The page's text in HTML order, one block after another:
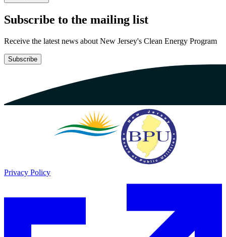
Subscribe to the mailing list​​​​‌ ‍ ​‍​‍‌‍ ‌ ​‍‌‍‍‌‌‍‌ ‌‍‍‌‌‍ ‍​‍​‍​ ‍‍​‍​‍‌ ​ ‌‍​‌‌‍ ‍‌‍‍‌‌ ‌​‌ ‍‌​‍ ‍‌‍‍‌‌‍ ​‍​‍​‍ ​​‍​‍‌‍‍​‌ ​‍‌‍‌‌‌‍‌‍​‍​‍​ ‍‍​‍​‍‌‍‍​‌ ‌​‌ ‌​‌ ​​​ ‍‍​‍ ​‍ ‌‍ ​‌‍ ‌‍​ ‌‍​‌‌‍ ​‌‍‍​‌‍ ‌ ​ ‌ ‌​​ ‍‍​ ​ ​ ​ ​ ​ ​ ​ ​‍ ‌‍‍‌‌‍ ‍‌ ‌​‌‍‌‌‌‍ ‍‌ ‌​​‍ ‌‍‌‌‌‍‌​‌‍‍‌‌ ‌​​‍ ‌‍ ‌‌‍ ‌‍‌​‌‍‌‌​ ‌‌ ​​‌ ​‍‌‍‌‌‌ ​ ‌‍‌‌‌‍ ‍‌ ‌​‌‍​‌‌ ‌​‌‍‍‌‌‍ ‌‍ ‍​ ‍ ‌‍‍‌‌‍‌​​ ‌‌ ​ ‌‍‍‌‌ ‌​‌‍‌‌‌​‌‍‌‍ ‌‍ ‌ ‌​‌‍‌‌‌ ​‍​ ‍ ‌ ‌​‌ ‍‌‌ ​​‌‍‌‌​ ‌‌‍‌‍‌‍ ‌‍ ‌ ‌​‌‍‌‌‌ ​‍​ ‍ ‌ ​​‌‍​‌‌ ‌​‌‍‍​​ ‌‌‍ ‍‌‍‌‌‌ ‌ ‌ ​ ‌‍ ​‌‍‌‌‌ ‌​‌ ‌​‌‍‌‌‌ ​‍​‍ ‍‌‍‍​‌‍‌‌‌‍​‌‌‍‌​‌‍‍‌‌‍ ‍‌‍‌ ​ ‌‍​‍‌‍​‌‌ ​ ‌‍‌‌‌‌‌‌‌ ​‍‌‍ ​​ ‌‌‍‍​‌ ‌​‌ ‌​‌ ​​​‍‌‌​ ​ ‌​​‌​‍‌‌​ ​‍‌​‌‍​‍‌‌​ ​‍‌​‌‍‌‍ ​‌‍ ‌‍​ ‌‍​‌‌‍ ​‌‍‍​‌‍ ‌ ​ ‌ ‌​​‍‌‌​ ​ ‌​​‌​ ​ ​ ​ ​ ​ ​ ​ ​‍‌‍‌‍‍‌‌‍‌​​ ‌‌ ​ ‌‍‍‌‌ ‌​‌‍‌‌‌​‌‍‌‍ ‌‍ ‌ ‌​‌‍‌‌‌ ​‍​‍‌‍‌ ‌​‌ ‍‌‌ ​​‌‍‌‌​ ‌‌‍‌‍‌‍ ‌‍ ‌ ‌​‌‍‌‌‌ ​‍​‍‌‍‌ ​​‌‍​‌‌ ‌​‌‍‍​​ ‌‌‍ ‍‌‍‌‌‌ ‌ ‌ ​ ‌‍ ​‌‍‌‌‌ ‌​‌ ‌​‌‍‌‌‌ ​‍​‍ ‍‌‍‍​‌‍‌‌‌‍​‌‌‍‌​‌‍‍‌‌‍ ‍‌‍‌ ​‍‌‍‌ ​​‌‍‌‌‌ ​‍‌ ​ ‌ ​​‌‍‌‌‌‍​ ‌ ‌​‌‍‍‌‌ ‌‍‌‍‌‌​ ‌‌ ​​‌ ‌‌‌‍​‍‌‍ ​‌‍‍‌‌ ​ ‌‍‍​‌‍‌‌‌‍‌​​‍​‍‌ ‌
Receive the latest news about New Jersey's Clean Energy Program​​​​‌ ‍ ​‍​‍‌‍ ‌ ​‍‌‍‍‌‌‍‌ ‌‍‍‌‌‍ ‍​‍​‍​ ‍‍​‍​‍‌ ​ ‌‍​‌‌‍ ‍‌‍‍‌‌ ‌​‌ ‍‌​‍ ‍‌‍‍‌‌‍ ​‍​‍​‍ ​​‍​‍‌‍‍​‌ ​‍‌‍‌‌‌‍‌‍​‍​‍​ ‍‍​‍​‍‌‍‍​‌ ‌​‌ ‌​‌ ​​​ ‍‍​‍ ​‍ ‌‍ ​‌‍ ‌‍​ ‌‍​‌‌‍ ​‌‍‍​‌‍ ‌ ​ ‌ ‌​​ ‍‍​ ​ ​ ​ ​ ​ ​ ​ ​‍ ‌‍‍‌‌‍ ‍‌ ‌​‌‍‌‌‌‍ ‍‌ ‌​​‍ ‌‍‌‌‌‍‌​‌‍‍‌‌ ‌​​‍ ‌‍ ‌‌‍ ‌‍‌​‌‍‌‌​ ‌‌ ​​‌ ​‍‌‍‌‌‌ ​ ‌‍‌‌‌‍ ‍‌ ‌​‌‍​‌‌ ‌​‌‍‍‌‌‍ ‌‍ ‍​ ‍ ‌‍‍‌‌‍‌​​ ‌‌ ​ ‌‍‍‌‌ ‌​‌‍‌‌‌​‌‍‌‍ ‌‍ ‌ ‌​‌‍‌‌‌ ​‍​ ‍ ‌ ‌​‌ ‍‌‌ ​​‌‍‌‌​ ‌‌‍‌‍‌‍ ‌‍ ‌ ‌​‌‍‌‌‌ ​‍​ ‍ ‌ ​​‌‍​‌‌ ‌​‌‍‍​​ ‌‌‍ ‍‌‍‌‌‌ ‌ ‌ ​ ‌‍ ​‌‍‌‌‌ ‌​‌ ‌​‌‍‌‌‌ ​‍​‍ ‍‌ ‌​‌‍‌‌‌ ‍​‌ ‌​​ ‌‍​‍‌‍​‌‌ ​ ‌‍‌‌‌‌‌‌‌ ​‍‌‍ ​​ ‌‌‍‍​‌ ‌​‌ ‌​‌ ​​​‍‌‌​ ​ ‌​​‌​‍‌‌​ ​‍‌​‌‍​‍‌‌​ ​‍‌​‌‍‌‍ ​‌‍ ‌‍​ ‌‍​‌‌‍ ​‌‍‍​‌‍ ‌ ​ ‌ ‌​​‍‌‌​ ​ ‌​​‌​ ​ ​ ​ ​ ​ ​ ​ ​‍‌‍‌‍‍‌‌‍‌​​ ‌‌ ​ ‌‍‍‌‌ ‌​‌‍‌‌‌​‌‍‌‍ ‌‍ ‌ ‌​‌‍‌‌‌ ​‍​‍‌‍‌ ‌​‌ ‍‌‌ ​​‌‍‌‌​ ‌‌‍‌‍‌‍ ‌‍ ‌ ‌​‌‍‌‌‌ ​‍​‍‌‍‌ ​​‌‍​‌‌ ‌​‌‍‍​​ ‌‌‍ ‍‌‍‌‌‌ ‌ ‌ ​ ‌‍ ​‌‍‌‌‌ ‌​‌ ‌​‌‍‌‌‌ ​‍​‍ ‍‌ ‌​‌‍‌‌‌ ‍​‌ ‌​​‍‌‍‌ ​​‌‍‌‌‌ ​‍‌ ​ ‌ ​​‌‍‌‌‌‍​ ‌ ‌​‌‍‍‌‌ ‌‍‌‍‌‌​ ‌‌ ​​‌ ‌‌‌‍​‍‌‍ ​‌‍‍‌‌ ​ ‌‍‍​‌‍‌‌‌‍‌​​‍​‍‌ ‌
Subscribe​​​​‌ ‍ ​‍​‍‌‍ ‌ ​‍‌‍‍‌‌‍‌ ‌‍‍‌‌‍ ‍​‍​‍​ ‍‍​‍​‍‌ ​ ‌‍​‌‌‍ ‍‌‍‍‌‌ ‌​‌ ‍‌​‍ ‍‌‍‍‌‌‍ ​‍​‍​‍ ​​‍​‍‌‍‍​‌ ​‍‌‍‌‌‌‍‌‍​‍​‍​ ‍‍​‍​‍‌‍‍​‌ ‌​‌ ‌​‌ ​​​ ‍‍​‍ ​‍ ‌‍ ​‌‍ ‌‍​ ‌‍​‌‌‍ ​‌‍‍​‌‍ ‌ ​ ‌ ‌​​ ‍‍​ ​ ​ ​ ​ ​ ​ ​ ​‍ ‌‍‍‌‌‍ ‍‌ ‌​‌‍‌‌‌‍ ‍‌ ‌​​‍ ‌‍‌‌‌‍‌​‌‍‍‌‌ ‌​​‍ ‌‍ ‌‌‍ ‌‍‌​‌‍‌‌​ ‌‌ ​​‌ ​‍‌‍‌‌‌ ​ ‌‍‌‌‌‍ ‍‌ ‌​‌‍​‌‌ ‌​‌‍‍‌‌‍ ‌‍ ‍​ ‍ ‌‍‍‌‌‍‌​​ ‌‌ ​ ‌‍‍‌‌ ‌​‌‍‌‌‌​‌‍‌‍ ‌‍ ‌ ‌​‌‍‌‌‌ ​‍​ ‍ ‌ ‌​‌ ‍‌‌ ​​‌‍‌‌​ ‌‌‍‌‍‌‍ ‌‍ ‌ ‌​‌‍‌‌‌ ​‍​ ‍ ‌ ​​‌‍​‌‌ ‌​‌‍‍​​ ‌‌‍ ‍‌‍‌‌‌ ‌ ‌ ​ ‌‍ ​‌‍‌‌‌ ‌​‌ ‌​‌‍‌‌‌ ​‍​‍ ‍‌‍​‍‌ ‌​‌‍ ‍​ ‌‍​‍‌‍​‌‌ ​ ‌‍‌‌‌‌‌‌‌ ​‍‌‍ ​​ ‌‌‍‍​‌ ‌​‌ ‌​‌ ​​​‍‌‌​ ​ ‌​​‌​‍‌‌​ ​‍‌​‌‍​‍‌‌​ ​‍‌​‌‍‌‍ ​‌‍ ‌‍​ ‌‍​‌‌‍ ​‌‍‍​‌‍ ‌ ​ ‌ ‌​​‍‌‌​ ​ ‌​​‌​ ​ ​ ​ ​ ​ ​ ​ ​‍‌‍‌‍‍‌‌‍‌​​ ‌‌ ​ ‌‍‍‌‌ ‌​‌‍‌‌‌​‌‍‌‍ ‌‍ ‌ ‌​‌‍‌‌‌ ​‍​‍‌‍‌ ‌​‌ ‍‌‌ ​​‌‍‌‌​ ‌‌‍‌‍‌‍ ‌‍ ‌ ‌​‌‍‌‌‌ ​‍​‍‌‍‌ ​​‌‍​‌‌ ‌​‌‍‍​​ ‌‌‍ ‍‌‍‌‌‌ ‌ ‌ ​ ‌‍ ​‌‍‌‌‌ ‌​‌ ‌​‌‍‌‌‌ ​‍​‍ ‍‌‍​‍‌ ‌​‌‍ ‍​‍‌‍‌ ​​‌‍‌‌‌ ​‍‌ ​ ‌ ​​‌‍‌‌‌‍​ ‌ ‌​‌‍‍‌‌ ‌‍‌‍‌‌​ ‌‌ ​​‌ ‌‌‌‍​‍‌‍ ​‌‍‍‌‌ ​ ‌‍‍​‌‍‌‌‌‍‌​​‍​‍‌ ‌
Privacy Policy